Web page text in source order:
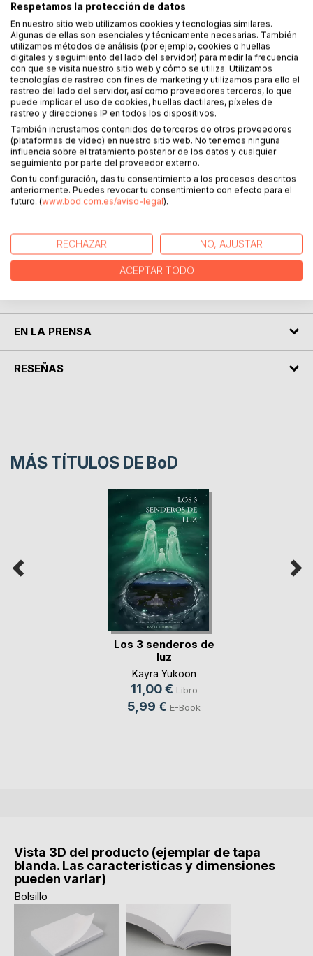
DESCRIPCIÓN
El Padre Pío continua actuando en la vida de miles de
personas. Su misión es acompañarnos y ayudarnos en
nuestra vida para llevarnos a Dios.
En este libro descubrirás experiencias fascinantes de
personas que han tenido el regalo de conocer el poder
intercesor del Padre Pío para acercarse a Dios. Después
del encuentro, las personas han fortalecido su Fe o han
El Padre Pío puede cambiarte la vida.
EN LA PRENSA
RESEÑAS
MÁS TÍTULOS DE BoD
Los 3 senderos de
luz
Kayra Yukoon
11,00 € Libro
5,99 € E-Book
Vista 3D del producto (ejemplar de tapa
blanda. Las caracteristicas y dimensiones
pueden variar)
Bolsillo
Respetamos la protección de datos
En nuestro sitio web utilizamos cookies y tecnologías similares.
Algunas de ellas son esenciales y técnicamente necesarias. También
utilizamos métodos de análisis (por ejemplo, cookies o huellas
digitales y seguimiento del lado del servidor) para medir la frecuencia
con que se visita nuestro sitio web y cómo se utiliza. Utilizamos
tecnologías de rastreo con fines de marketing y utilizamos para ello el
rastreo del lado del servidor, así como proveedores terceros, lo que
puede implicar el uso de cookies, huellas dactilares, píxeles de
rastreo y direcciones IP en todos los dispositivos.
También incrustamos contenidos de terceros de otros proveedores
(plataformas de vídeo) en nuestro sitio web. No tenemos ninguna
influencia sobre el tratamiento posterior de los datos y cualquier
seguimiento por parte del proveedor externo.
Con tu configuración, das tu consentimiento a los procesos descritos
anteriormente. Puedes revocar tu consentimiento con efecto para el
futuro. (www.bod.com.es/aviso-legal).
RECHAZAR NO, AJUSTAR
ACEPTAR TODO